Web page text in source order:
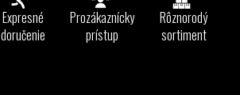
Expresné
doručenie
Prozákaznícky
prístup
Rôznorodý
sortiment